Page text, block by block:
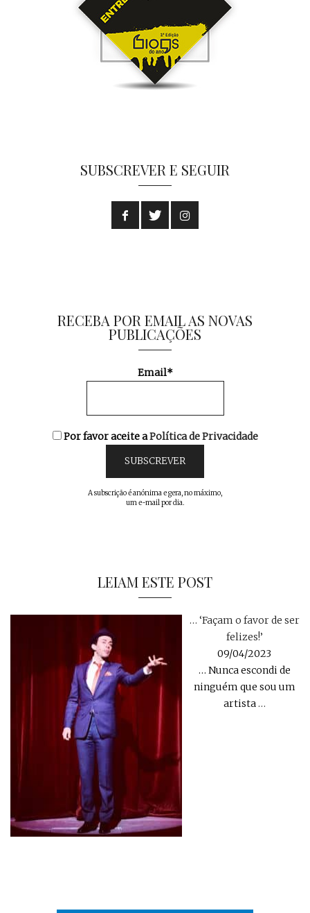
SUBSCREVER E SEGUIR
RECEBA POR EMAIL AS NOVAS
PUBLICAÇÕES
Email*
Por favor aceite aPolítica de Privacidade
A subscrição é anónima e gera, no máximo,
um e-mail por dia.
LEIAM ESTE POST
… ‘Façam o favor de ser
felizes!’
09/04/2023
… Nunca escondi de
ninguém que sou um
artista …